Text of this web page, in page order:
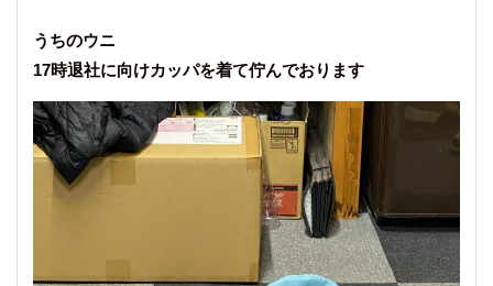
うちのウニ
17時退社に向けカッパを着て佇んでおります